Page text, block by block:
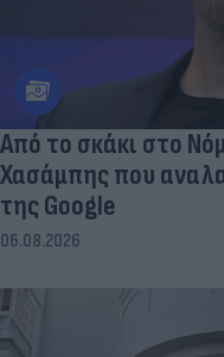
Από το σκάκι στο
Χασάμπης που
της Google
06.08.2026